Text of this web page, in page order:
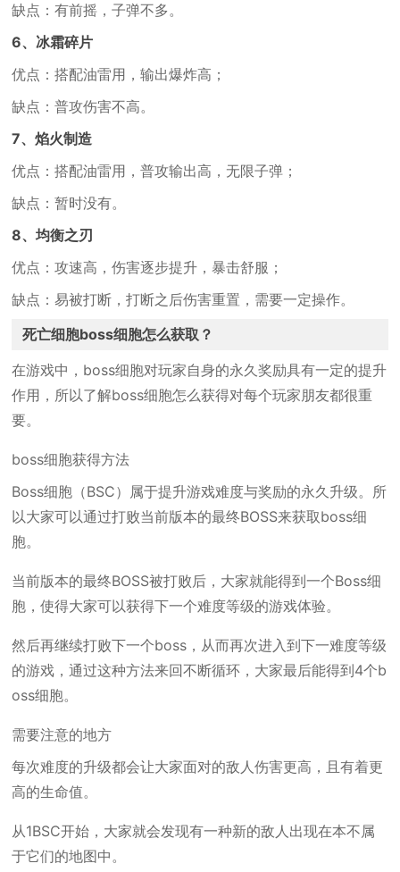
缺点：有前摇，子弹不多。
6、冰霜碎片
优点：搭配油雷用，输出爆炸高；
缺点：普攻伤害不高。
7、焰火制造
优点：搭配油雷用，普攻输出高，无限子弹；
缺点：暂时没有。
8、均衡之刃
优点：攻速高，伤害逐步提升，暴击舒服；
缺点：易被打断，打断之后伤害重置，需要一定操作。
死亡细胞boss细胞怎么获取？
在游戏中，boss细胞对玩家自身的永久奖励具有一定的提升
作用，所以了解boss细胞怎么获得对每个玩家朋友都很重
要。
boss细胞获得方法
Boss细胞（BSC）属于提升游戏难度与奖励的永久升级。所
以大家可以通过打败当前版本的最终BOSS来获取boss细
胞。
当前版本的最终BOSS被打败后，大家就能得到一个Boss细
胞，使得大家可以获得下一个难度等级的游戏体验。
然后再继续打败下一个boss，从而再次进入到下一难度等级
的游戏，通过这种方法来回不断循环，大家最后能得到4个b
oss细胞。
需要注意的地方
每次难度的升级都会让大家面对的敌人伤害更高，且有着更
高的生命值。
从1BSC开始，大家就会发现有一种新的敌人出现在本不属
于它们的地图中。